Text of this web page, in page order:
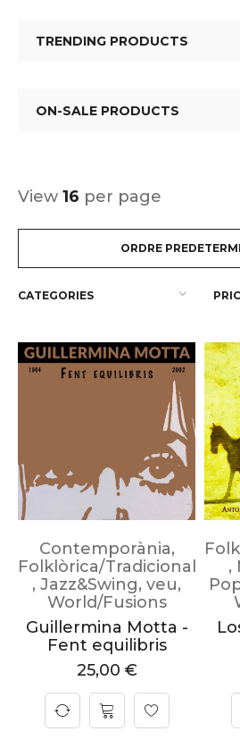
TRENDING PRODUCTS
ON-SALE PRODUCTS
ORDRE
View 16 per page
CATEGORIES
Contemporània,
Folklòrica/Tradicional
, Jazz&Swing, veu,
World/Fusions
Guillermina Motta -
Fent equilibris
25,00 €
,